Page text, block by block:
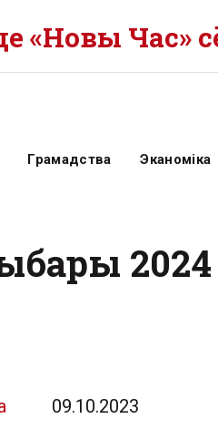
«Новы Час»
Грамадства Эканоміка
09.10.2023